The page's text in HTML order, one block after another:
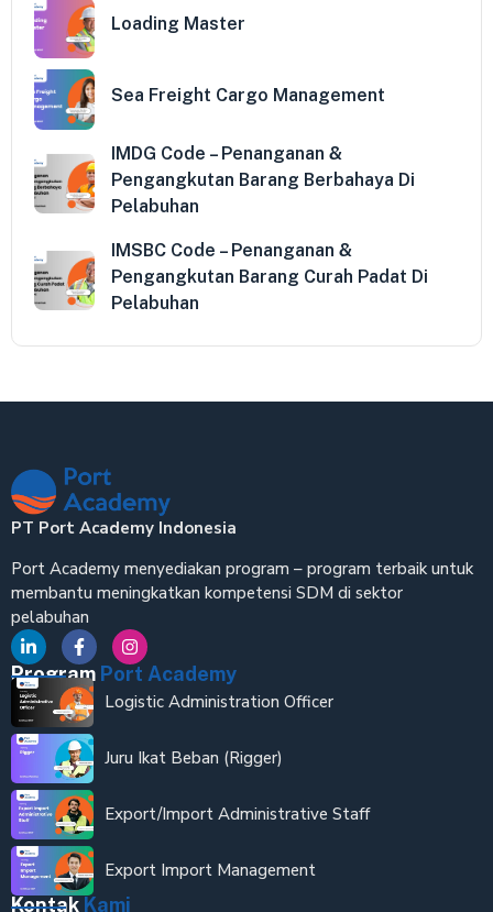
Loading Master
Sea Freight Cargo Management
IMDG Code – Penanganan &
Pengangkutan Barang Berbahaya Di
Pelabuhan
IMSBC Code – Penanganan &
Pengangkutan Barang Curah Padat Di
Pelabuhan
PT Port Academy Indonesia
Port Academy menyediakan program – program terbaik untuk
membantu meningkatkan kompetensi SDM di sektor
pelabuhan
Program Port Academy
Logistic Administration Officer
Juru Ikat Beban (Rigger)
Export/Import Administrative Staff
Export Import Management
Kontak Kami